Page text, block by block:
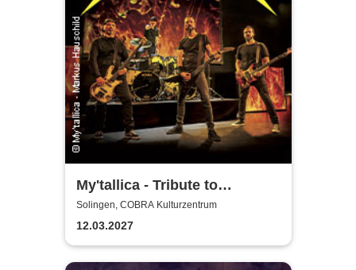
My'tallica - Tribute to
Metallica
Solingen, COBRA Kulturzentrum
12.03.2027